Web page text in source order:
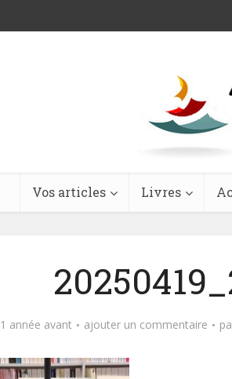
Vos articles Livres
1 année avant ajouter un commentaire